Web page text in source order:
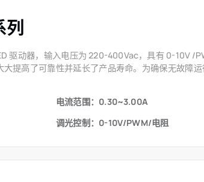
列
驱动器，输入电压为 220-400Vac，具有 0-10V /
提高了可靠性并延长了产品寿命。为确保无故障运
电流范围：0.30~3.00A
调光控制：0-10V/PWM/电阻